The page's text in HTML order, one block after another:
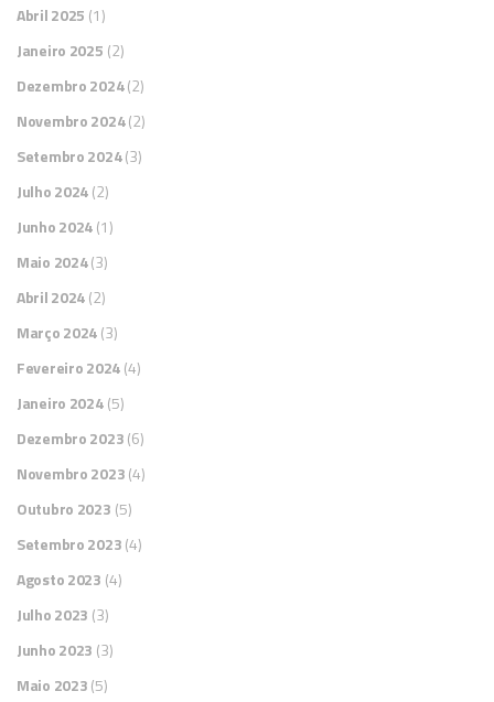
Abril 2025 (1)
Janeiro 2025 (2)
Dezembro 2024(2)
Novembro 2024(2)
Setembro 2024(3)
Julho 2024(2)
Junho 2024(1)
Maio 2024(3)
Abril 2024(2)
Março 2024(3)
Fevereiro 2024(4)
Janeiro 2024(5)
Dezembro 2023(6)
Novembro 2023(4)
Outubro 2023 (5)
Setembro 2023(4)
Agosto 2023 (4)
Julho 2023 (3)
Junho 2023 (3)
Maio 2023(5)